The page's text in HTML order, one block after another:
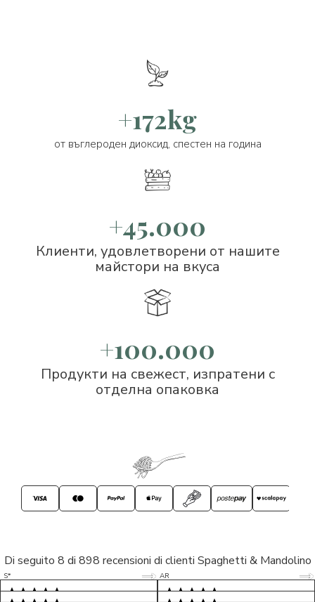
+172kg
от въглероден диоксид, спестен на година
+45.000
Клиенти, удовлетворени от нашите
майстори на вкуса
+100.000
Продукти на свежест, изпратени с
отделна опаковка
Di seguito 8 di 898 recensioni di clienti Spaghetti & Mandolino
S* 5/5
LP 5/5
M* 5/5
AR 5/5
D* 5/5
S* 5/5